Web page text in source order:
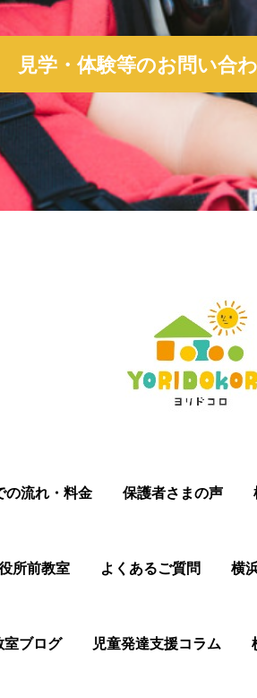
見学・体験等のお問い合
の流れ・料金 保護者さまの声
所前教室 よくあるご質問 横
室ブログ 児童発達支援コラム